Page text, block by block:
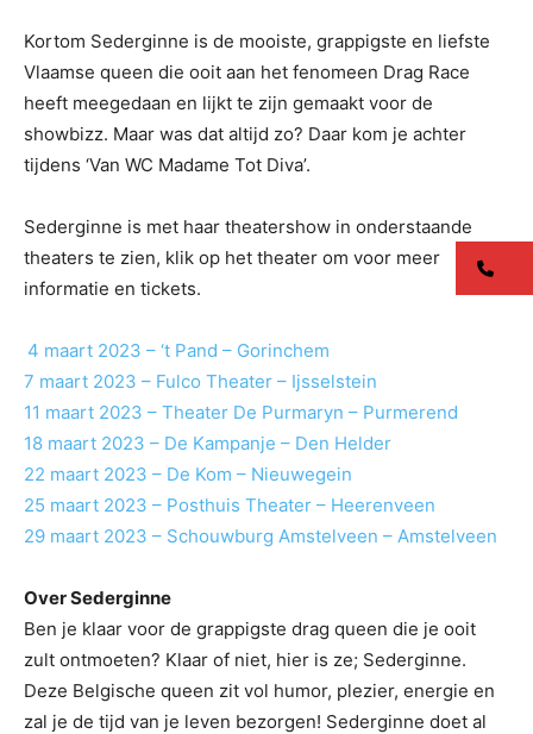
Kortom Sederginne is de mooiste, grappigste en liefste
Vlaamse queen die ooit aan het fenomeen Drag Race
heeft meegedaan en lijkt te zijn gemaakt voor de
showbizz. Maar was dat altijd zo? Daar kom je achter
tijdens ‘Van WC Madame Tot Diva’.
Sederginne is met haar theatershow in onderstaande
theaters te zien, klik op het theater om voor meer
informatie en tickets.
4 maart 2023 – ‘t Pand – Gorinchem
7 maart 2023 – Fulco Theater – Ijsselstein
11 maart 2023 – Theater De Purmaryn – Purmerend
18 maart 2023 – De Kampanje – Den Helder
22 maart 2023 – De Kom – Nieuwegein
25 maart 2023 – Posthuis Theater – Heerenveen
29 maart 2023 – Schouwburg Amstelveen – Amstelveen
Over Sederginne
Ben je klaar voor de grappigste drag queen die je ooit
zult ontmoeten? Klaar of niet, hier is ze; Sederginne.
Deze Belgische queen zit vol humor, plezier, energie en
zal je de tijd van je leven bezorgen! Sederginne doet al